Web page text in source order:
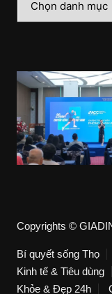
mục
Copyrights ©
Bí quyết sống Thọ
Kinh tế & Tiêu dùng
Khỏe & Đẹp 24h